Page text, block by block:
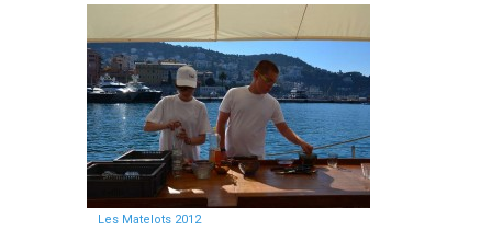
Les Matelots 2012